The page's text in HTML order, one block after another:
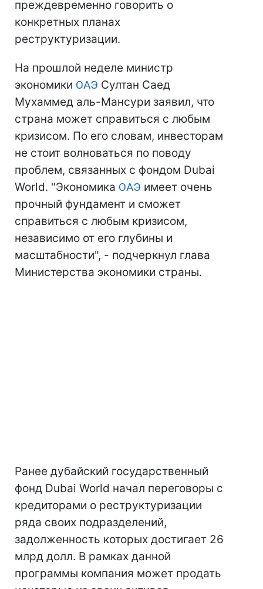
преждевременно говорить о
конкретных планах
реструктуризации.
На прошлой неделе министр
экономики ОАЭ Султан Саед
Мухаммед аль-Мансури заявил, что
страна может справиться с любым
кризисом. По его словам, инвесторам
не стоит волноваться по поводу
проблем, связанных с фондом Dubai
World. "Экономика ОАЭ имеет очень
прочный фундамент и сможет
справиться с любым кризисом,
независимо от его глубины и
масштабности", - подчеркнул глава
Министерства экономики страны.
Ранее дубайский государственный
фонд Dubai World начал переговоры с
кредиторами о реструктуризации
ряда своих подразделений,
задолженность которых достигает 26
млрд долл. В рамках данной
программы компания может продать